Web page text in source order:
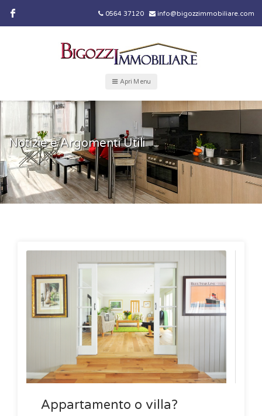
0564 37120 info@bigozzimmobiliare.com
Apri Menu
Notizie e Argomenti Utili
Appartamento o villa?